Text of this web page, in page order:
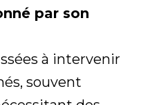
par son
à intervenir
souvent